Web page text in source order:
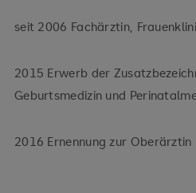
seit 2006 Fachärztin,
2015 Erwerb der
Geburtsmedizin und
2016 Ernennung zur Oberärztin